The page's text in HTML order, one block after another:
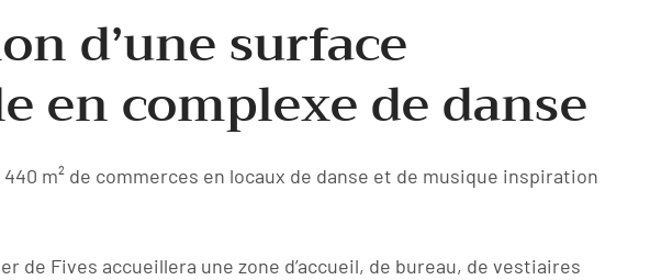
d’une surface
en complexe de danse
m² de commerces en locaux de danse et de musique inspiration
de Fives accueillera une zone d’accueil, de bureau, de vestiaires